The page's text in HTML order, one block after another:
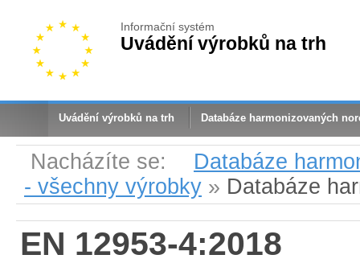
Informační systém
Uvádění výrobků na trh
Uvádění výrobků na trh Databáze harmonizovaných
Nacházíte se:
Databáze
- všechny výrobky » Databáze
EN 12953-4:2018